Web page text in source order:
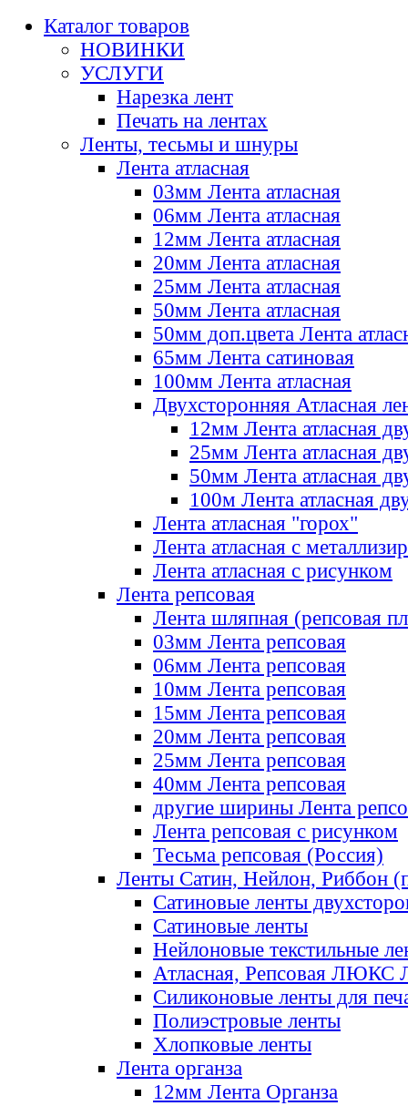
Каталог товаров
НОВИНКИ
УСЛУГИ
Нарезка лент
Печать на лентах
Ленты, тесьмы и шнуры
Лента атласная
03мм Лента атласная
06мм Лента атласная
12мм Лента атласная
20мм Лента атласная
25мм Лента атласная
50мм Лента атласная
50мм доп.цвета Лента
65мм Лента сатиновая
100мм Лента атласная
Двухсторонняя Атласная
12мм Лента атласная
25мм Лента атласная
50мм Лента атласная
100м Лента атласная
Лента атласная "горох"
Лента атласная с
Лента атласная с рисунком
Лента репсовая
Лента шляпная (репсовая
03мм Лента репсовая
06мм Лента репсовая
10мм Лента репсовая
15мм Лента репсовая
20мм Лента репсовая
25мм Лента репсовая
40мм Лента репсовая
другие ширины Лента
Лента репсовая с рисунком
Тесьма репсовая (Россия)
Ленты Сатин, Нейлон, Риббон
Сатиновые ленты
Сатиновые ленты
Нейлоновые текстильные
Атласная, Репсовая ЛЮКС
Силиконовые ленты для
Полиэстровые ленты
Хлопковые ленты
Лента органза
12мм Лента Органза